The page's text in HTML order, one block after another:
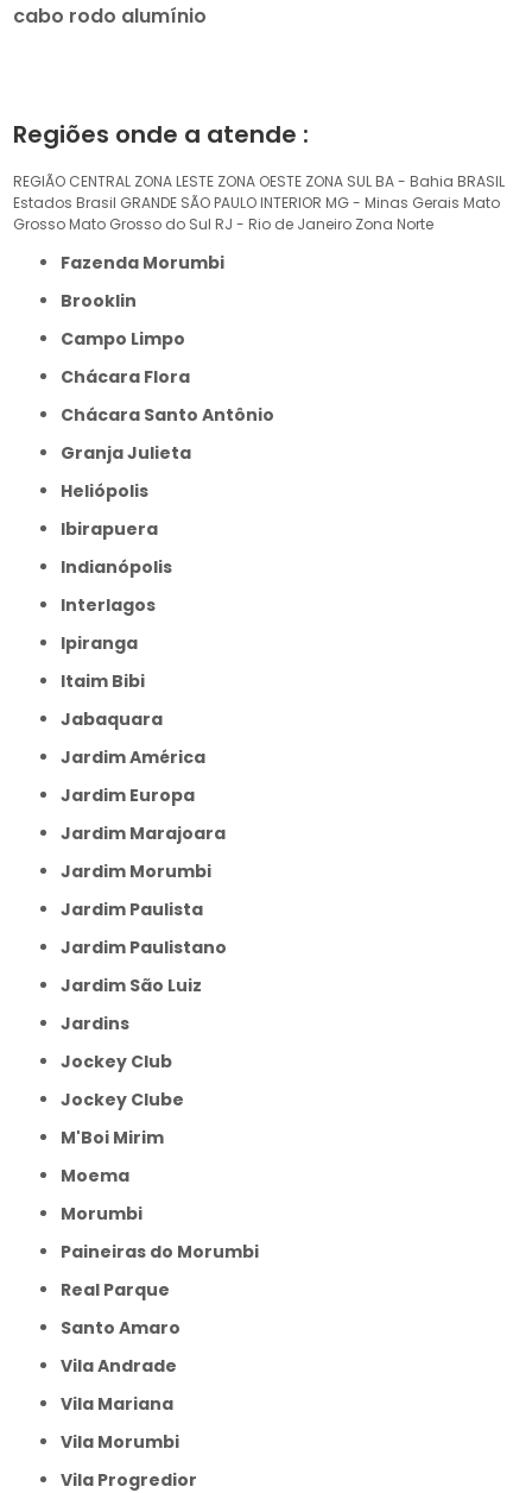
cabo rodo alumínio
Regiões onde a atende :
REGIÃO CENTRAL ZONA LESTE ZONA OESTE ZONA SUL BA - Bahia BRASIL
Estados Brasil GRANDE SÃO PAULO INTERIOR MG - Minas Gerais Mato
Grosso Mato Grosso do Sul RJ - Rio de Janeiro Zona Norte
Fazenda Morumbi
Brooklin
Campo Limpo
Chácara Flora
Chácara Santo Antônio
Granja Julieta
Heliópolis
Ibirapuera
Indianópolis
Interlagos
Ipiranga
Itaim Bibi
Jabaquara
Jardim América
Jardim Europa
Jardim Marajoara
Jardim Morumbi
Jardim Paulista
Jardim Paulistano
Jardim São Luiz
Jardins
Jockey Club
Jockey Clube
M'Boi Mirim
Moema
Morumbi
Paineiras do Morumbi
Real Parque
Santo Amaro
Vila Andrade
Vila Mariana
Vila Morumbi
Vila Progredior